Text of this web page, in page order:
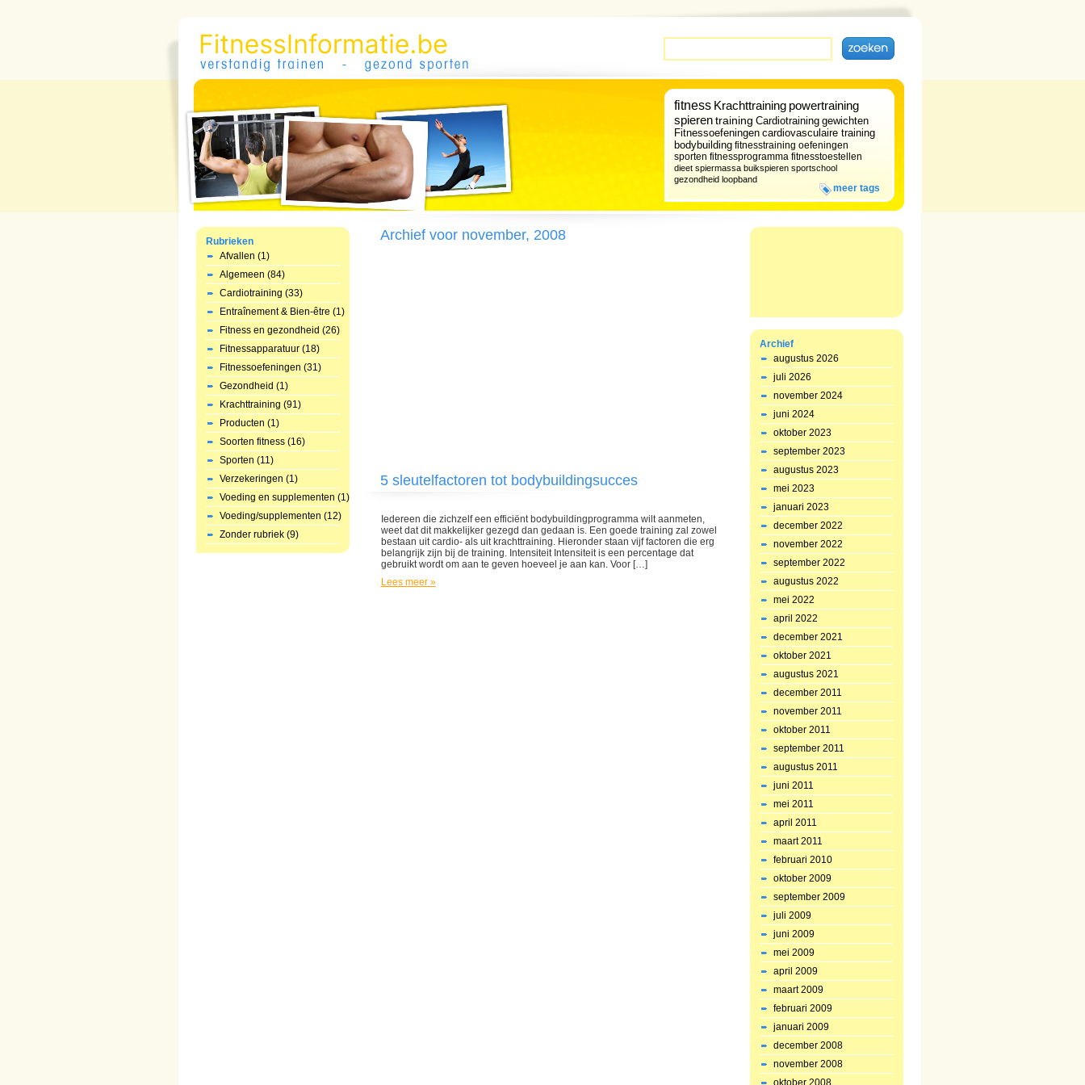
fitness Krachttraining powertraining
spieren training Cardiotraining gewichten
Fitnessoefeningen cardiovasculaire training
bodybuilding fitnesstraining oefeningen
sporten fitnessprogramma fitnesstoestellen
dieet spiermassa buikspieren sportschool
gezondheid loopband
meer tags
Rubrieken
Afvallen (1)
Algemeen (84)
Cardiotraining (33)
Entraînement & Bien-être (1)
Fitness en gezondheid (26)
Fitnessapparatuur (18)
Fitnessoefeningen (31)
Gezondheid (1)
Krachttraining (91)
Producten (1)
Soorten fitness (16)
Sporten (11)
Verzekeringen (1)
Voeding en supplementen (1)
Voeding/supplementen (12)
Zonder rubriek (9)
Archief voor november, 2008
5 sleutelfactoren tot bodybuildingsucces
Iedereen die zichzelf een efficiënt bodybuildingprogramma wilt aanmeten,
weet dat dit makkelijker gezegd dan gedaan is. Een goede training zal zowel
bestaan uit cardio- als uit krachttraining. Hieronder staan vijf factoren die erg
belangrijk zijn bij de training. Intensiteit Intensiteit is een percentage dat
gebruikt wordt om aan te geven hoeveel je aan kan. Voor […]
Lees meer »
Archief
augustus 2026
juli 2026
november 2024
juni 2024
oktober 2023
september 2023
augustus 2023
mei 2023
januari 2023
december 2022
november 2022
september 2022
augustus 2022
mei 2022
april 2022
december 2021
oktober 2021
augustus 2021
december 2011
november 2011
oktober 2011
september 2011
augustus 2011
juni 2011
mei 2011
april 2011
maart 2011
februari 2010
oktober 2009
september 2009
juli 2009
juni 2009
mei 2009
april 2009
maart 2009
februari 2009
januari 2009
december 2008
november 2008
oktober 2008